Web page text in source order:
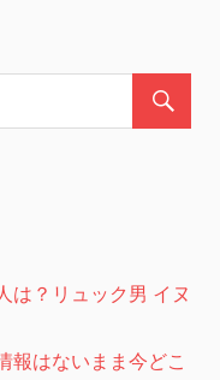
は？リュック男 イヌ
報はないまま今どこ